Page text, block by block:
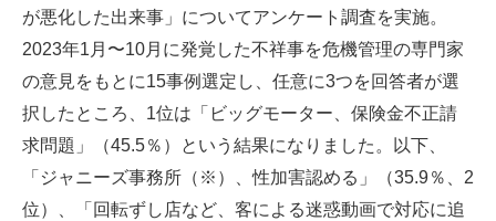
IT製品の技術・比較・事例
製造業のIT導入・活用を支援
モノづくり技術者専門サイト
エレクトロニクス専門サイト
電子設計の基本と応用
が悪化した出来事」についてアンケート調査を実施。
2023年1月〜10月に発覚した不祥事を危機管理の専門家
の意見をもとに15事例選定し、任意に3つを回答者が選
択したところ、1位は「ビッグモーター、保険金不正請
求問題」（45.5％）という結果になりました。以下、
「ジャニーズ事務所（※）、性加害認める」（35.9％、2
位）、「回転ずし店など、客による迷惑動画で対応に追